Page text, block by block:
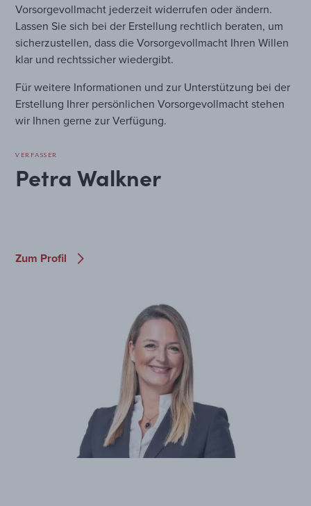
Vorsorgevollmacht jederzeit widerrufen oder ändern.
Lassen Sie sich bei der Erstellung rechtlich beraten, um
sicherzustellen, dass die Vorsorgevollmacht Ihren Willen
klar und rechtssicher wiedergibt.
Für weitere Informationen und zur Unterstützung bei der
Erstellung Ihrer persönlichen Vorsorgevollmacht stehen
wir Ihnen gerne zur Verfügung.
VERFASSER
Petra Walkner
Zum Profil